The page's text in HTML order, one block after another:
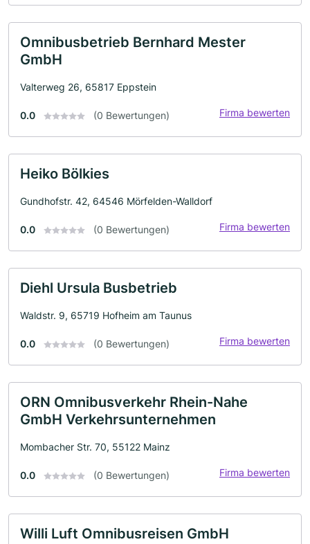
Omnibusbetrieb Bernhard Mester
GmbH
Valterweg 26, 65817 Eppstein
0.0 (0 Bewertungen) Firma bewerten
Heiko Bölkies
Gundhofstr. 42, 64546 Mörfelden-Walldorf
0.0 (0 Bewertungen) Firma bewerten
Diehl Ursula Busbetrieb
Waldstr. 9, 65719 Hofheim am Taunus
0.0 (0 Bewertungen) Firma bewerten
ORN Omnibusverkehr Rhein-Nahe
GmbH Verkehrsunternehmen
Mombacher Str. 70, 55122 Mainz
0.0 (0 Bewertungen) Firma bewerten
Willi Luft Omnibusreisen GmbH